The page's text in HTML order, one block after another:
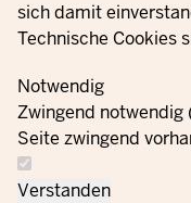
sich damit
Technische Cookies
Notwendig
Zwingend notwendig
Seite zwingend
Verstanden